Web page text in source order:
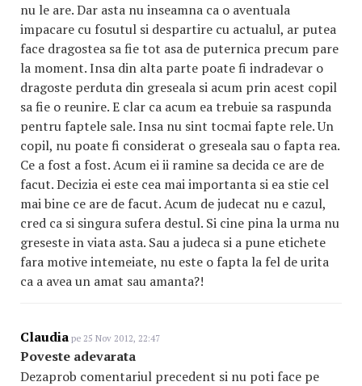
nu le are. Dar asta nu inseamna ca o aventuala
impacare cu fosutul si despartire cu actualul, ar putea
face dragostea sa fie tot asa de puternica precum pare
la moment. Insa din alta parte poate fi indradevar o
dragoste perduta din greseala si acum prin acest copil
sa fie o reunire. E clar ca acum ea trebuie sa raspunda
pentru faptele sale. Insa nu sint tocmai fapte rele. Un
copil, nu poate fi considerat o greseala sau o fapta rea.
Ce a fost a fost. Acum ei ii ramine sa decida ce are de
facut. Decizia ei este cea mai importanta si ea stie cel
mai bine ce are de facut. Acum de judecat nu e cazul,
cred ca si singura sufera destul. Si cine pina la urma nu
greseste in viata asta. Sau a judeca si a pune etichete
fara motive intemeiate, nu este o fapta la fel de urita
ca a avea un amat sau amanta?!
Claudia pe 25 Nov 2012, 22:47
Poveste adevarata
Dezaprob comentariul precedent si nu poti face pe